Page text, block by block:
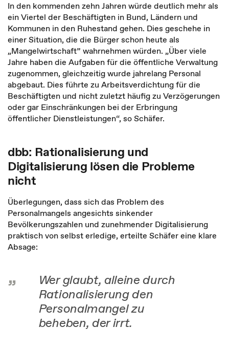
In den kommenden zehn Jahren würde deutlich mehr als
ein Viertel der Beschäftigten in Bund, Ländern und
Kommunen in den Ruhestand gehen. Dies geschehe in
einer Situation, die die Bürger schon heute als
„Mangelwirtschaft” wahrnehmen würden. „Über viele
Jahre haben die Aufgaben für die öffentliche Verwaltung
zugenommen, gleichzeitig wurde jahrelang Personal
abgebaut. Dies führte zu Arbeitsverdichtung für die
Beschäftigten und nicht zuletzt häufig zu Verzögerungen
oder gar Einschränkungen bei der Erbringung
öffentlicher Dienstleistungen“, so Schäfer.
dbb: Rationalisierung und
Digitalisierung lösen die Probleme
nicht
Überlegungen, dass sich das Problem des
Personalmangels angesichts sinkender
Bevölkerungszahlen und zunehmender Digitalisierung
praktisch von selbst erledige, erteilte Schäfer eine klare
Absage:
Wer glaubt, alleine durch
Rationalisierung den
Personalmangel zu
beheben, der irrt.